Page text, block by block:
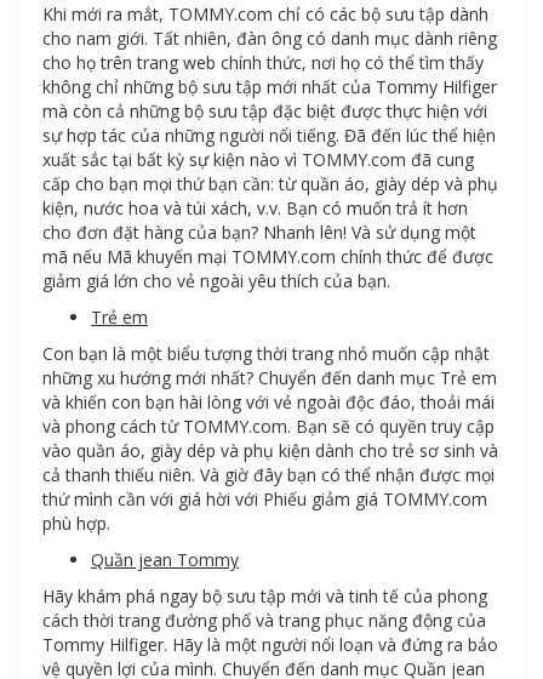
Khi mới ra mắt, TOMMY.com chỉ có các bộ sưu tập dành
cho nam giới. Tất nhiên, đàn ông có danh mục dành riêng
cho họ trên trang web chính thức, nơi họ có thể tìm thấy
không chỉ những bộ sưu tập mới nhất của Tommy Hilfiger
mà còn cả những bộ sưu tập đặc biệt được thực hiện với
sự hợp tác của những người nổi tiếng. Đã đến lúc thể hiện
xuất sắc tại bất kỳ sự kiện nào vì TOMMY.com đã cung
cấp cho bạn mọi thứ bạn cần: từ quần áo, giày dép và phụ
kiện, nước hoa và túi xách, v.v. Bạn có muốn trả ít hơn
cho đơn đặt hàng của bạn? Nhanh lên! Và sử dụng một
mã nếu Mã khuyến mại TOMMY.com chính thức để được
giảm giá lớn cho vẻ ngoài yêu thích của bạn.
Trẻ em
Con bạn là một biểu tượng thời trang nhỏ muốn cập nhật
những xu hướng mới nhất? Chuyển đến danh mục Trẻ em
và khiến con bạn hài lòng với vẻ ngoài độc đáo, thoải mái
và phong cách từ TOMMY.com. Bạn sẽ có quyền truy cập
vào quần áo, giày dép và phụ kiện dành cho trẻ sơ sinh và
cả thanh thiếu niên. Và giờ đây bạn có thể nhận được mọi
thứ mình cần với giá hời với Phiếu giảm giá TOMMY.com
phù hợp.
Quần jean Tommy
Hãy khám phá ngay bộ sưu tập mới và tinh tế của phong
cách thời trang đường phố và trang phục năng động của
Tommy Hilfiger. Hãy là một người nổi loạn và đứng ra bảo
vệ quyền lợi của mình. Chuyển đến danh mục Quần jean